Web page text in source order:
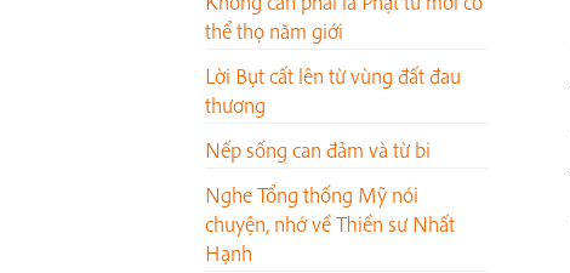
thể thọ năm giới
Lời Bụt cất lên từ vùng đất đau
thương
Nếp sống can đảm và từ bi
Nghe Tổng thống Mỹ nói
chuyện, nhớ về Thiền sư Nhất
Hạnh